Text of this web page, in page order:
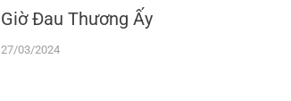
Giờ Đau Thương Ấy
27/03/2024